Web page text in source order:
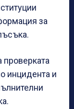
за
инцидента и